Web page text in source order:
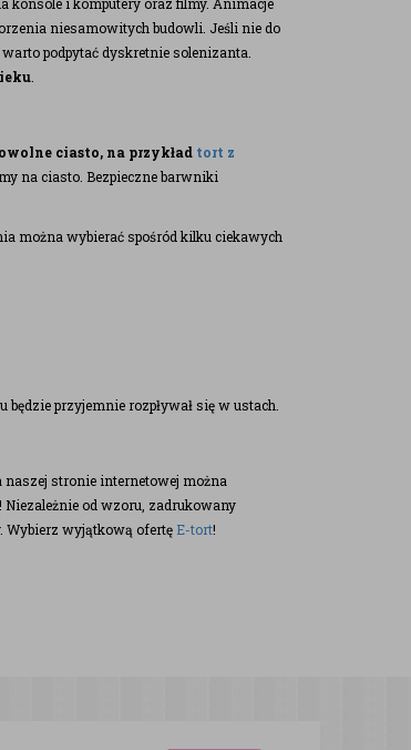
niesamowitych budowli. Jeśli nie do
podpytać dyskretnie solenizanta.
.
ciasto, na przykład tort z
na ciasto. Bezpieczne barwniki
można wybierać spośród kilku ciekawych
przyjemnie rozpływał się w ustach.
naszej stronie internetowej można
Niezależnie od wzoru, zadrukowany
Wybierz wyjątkową ofertę E-tort!